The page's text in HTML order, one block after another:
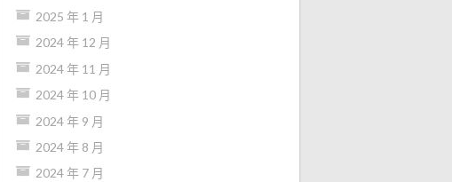
2025 年 1 月
2024 年 12 月
2024 年 11 月
2024 年 10 月
2024 年 9 月
2024 年 8 月
2024 年 7 月